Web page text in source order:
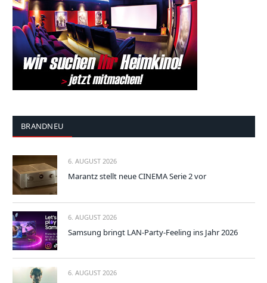
BRANDNEU
6. AUGUST 2026
Marantz stellt neue CINEMA Serie 2 vor
6. AUGUST 2026
Samsung bringt LAN-Party-Feeling ins Jahr 2026
6. AUGUST 2026